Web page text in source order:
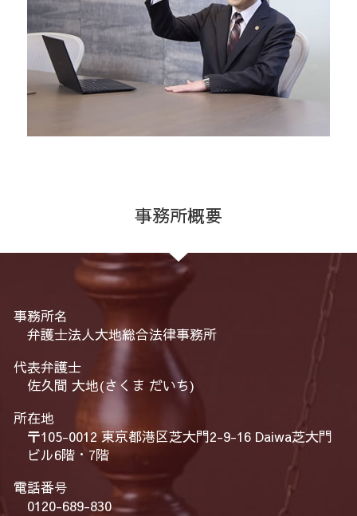
事務所概要
事務所名
弁護士法人大地総合法律事務所
代表弁護士
佐久間 大地(さくま だいち)
所在地
〒105-0012 東京都港区芝大門2-9-16 Daiwa芝大門
ビル6階・7階
電話番号
0120-689-830